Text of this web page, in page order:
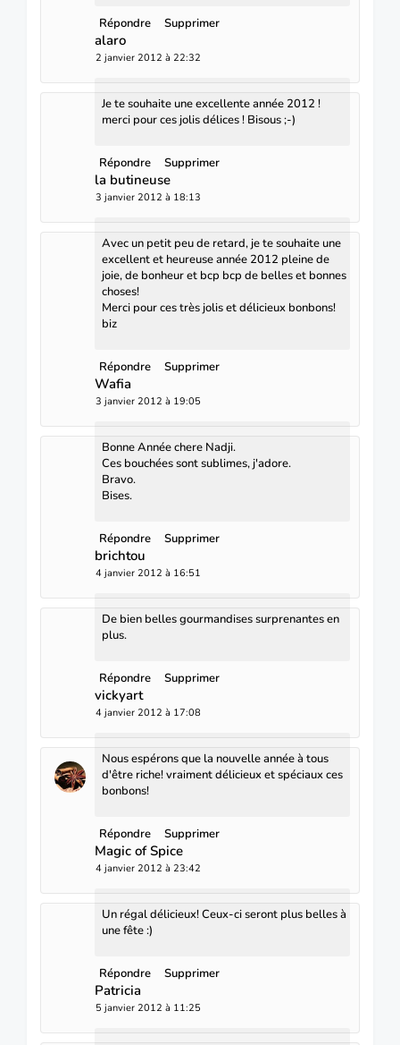
Répondre Supprimer
alaro
2 janvier 2012 à 22:32
Je te souhaite une excellente année 2012 !
merci pour ces jolis délices ! Bisous ;-)
Répondre Supprimer
la butineuse
3 janvier 2012 à 18:13
Avec un petit peu de retard, je te souhaite une
excellent et heureuse année 2012 pleine de
joie, de bonheur et bcp bcp de belles et bonnes
choses!
Merci pour ces très jolis et délicieux bonbons!
biz
Répondre Supprimer
Wafia
3 janvier 2012 à 19:05
Bonne Année chere Nadji.
Ces bouchées sont sublimes, j'adore.
Bravo.
Bises.
Répondre Supprimer
brichtou
4 janvier 2012 à 16:51
De bien belles gourmandises surprenantes en
plus.
Répondre Supprimer
vickyart
4 janvier 2012 à 17:08
Nous espérons que la nouvelle année à tous
d'être riche! vraiment délicieux et spéciaux ces
bonbons!
Répondre Supprimer
Magic of Spice
4 janvier 2012 à 23:42
Un régal délicieux! Ceux-ci seront plus belles à
une fête :)
Répondre Supprimer
Patricia
5 janvier 2012 à 11:25